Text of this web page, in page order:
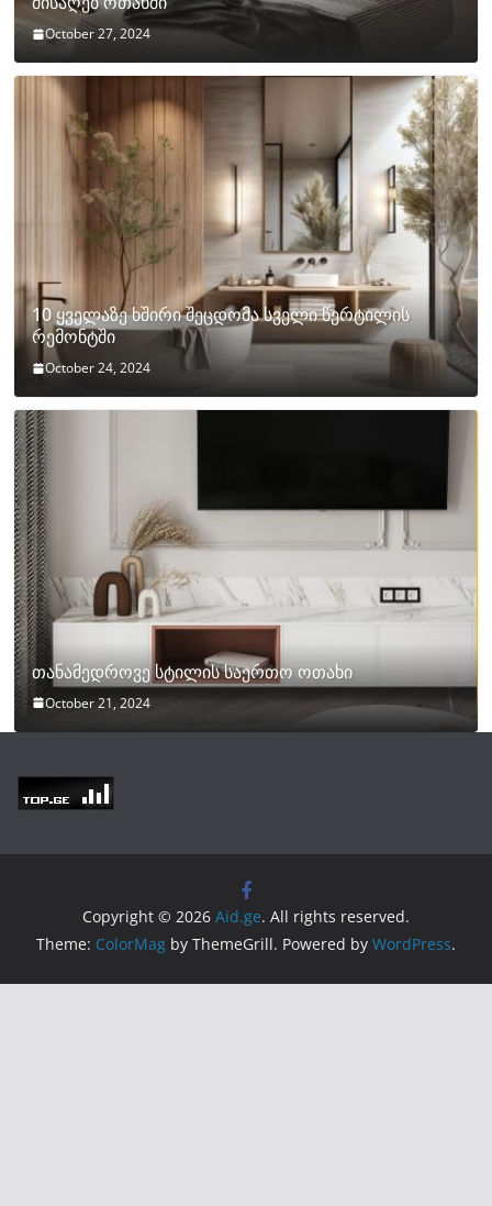
October 27, 2024
10 ყველაზე ხშირი შეცდომა სველი წერტილის
რემონტში
October 24, 2024
თანამედროვე სტილის საერთო ოთახი
October 21, 2024
Copyright © 2026 Aid.ge. All rights reserved.
Theme: ColorMag by ThemeGrill. Powered by WordPress.